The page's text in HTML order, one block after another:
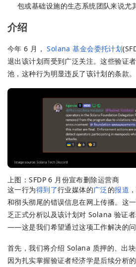
包或基础设施的生态系统团队来说尤
介绍
今年 6 月，Solana 基金会委托计划
退出该计划而受到广泛关注。这些验证
池，这种行为明显违反了该计划的条款。
上图：SFDP 6 月份宣布删除运营商
这一行为得到了行业媒体的广泛 的报道
和彻头彻尾的错误信息在网上传播。这
乏正式分析以及该计划对 Solana 验证
——这是我们希望通过这项工作解决的问
首先，我们将介绍 Solana 质押的、出
因为扎实掌握验证者经济学是后续分析